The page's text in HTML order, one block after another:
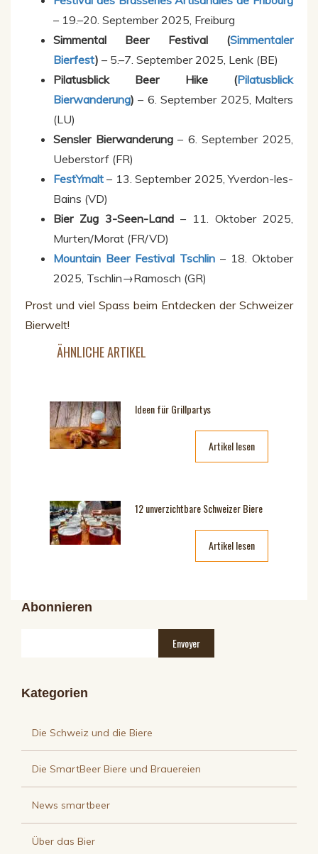
– 19.–20. September 2025, Freiburg
Simmental Beer Festival (Simmentaler
Bierfest) – 5.–7. September 2025, Lenk (BE)
Pilatusblick Beer Hike (Pilatusblick
Bierwanderung) – 6. September 2025, Malters
(LU)
Sensler Bierwanderung– 6. September 2025,
Ueberstorf (FR)
FestYmalt – 13. September 2025, Yverdon-les-
Bains (VD)
Bier Zug 3-Seen-Land – 11. Oktober 2025,
Murten/Morat (FR/VD)
Mountain Beer Festival Tschlin – 18. Oktober
2025, Tschlin→Ramosch (GR)
Prost und viel Spass beim Entdecken der Schweizer
Bierwelt!
ÄHNLICHE ARTIKEL
Ideen für Grillpartys
Artikel lesen
12 unverzichtbare Schweizer Biere
Artikel lesen
Abonnieren
Kategorien
Die Schweiz und die Biere
Die SmartBeer Biere und Brauereien
News smartbeer
Über das Bier